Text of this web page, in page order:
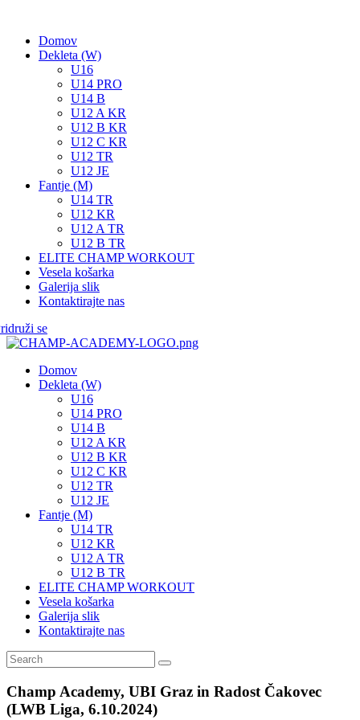
Domov
Dekleta (W)
U16
U14 PRO
U14 B
U12 A KR
U12 B KR
U12 C KR
U12 TR
U12 JE
Fantje (M)
U14 TR
U12 KR
U12 A TR
U12 B TR
ELITE CHAMP WORKOUT
Vesela košarka
Galerija slik
Kontaktirajte nas
se
Domov
Dekleta (W)
U16
U14 PRO
U14 B
U12 A KR
U12 B KR
U12 C KR
U12 TR
U12 JE
Fantje (M)
U14 TR
U12 KR
U12 A TR
U12 B TR
ELITE CHAMP WORKOUT
Vesela košarka
Galerija slik
Kontaktirajte nas
Champ Academy, UBI Graz in Radost Čakovec
(LWB Liga, 6.10.2024)